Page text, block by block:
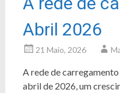
Abril 2026
21 Maio, 2026
A rede de
abril de 2026, um